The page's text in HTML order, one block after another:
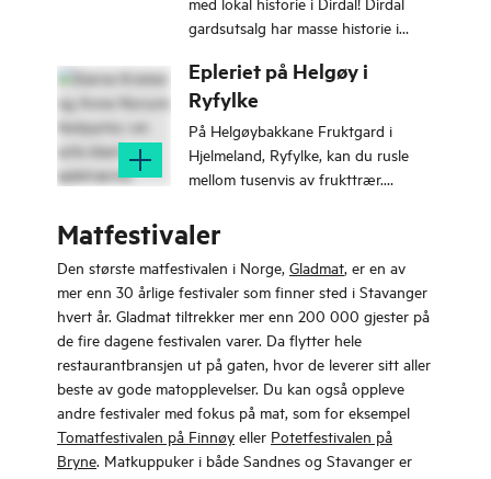
gardsutsalg har masse historie i
Epleriet på Helgøy i
Ryfylke
På Helgøybakkane Fruktgard i
Hjelmeland, Ryfylke, kan du rusle
mellom tusenvis av frukttrær.
grupper fra 20 til 120 personer.
Matfestivaler
Den største matfestivalen i Norge, Gladmat, er en av
mer enn 30 årlige festivaler som finner sted i Stavanger
hvert år. Gladmat tiltrekker mer enn 200 000 gjester på
de fire dagene festivalen varer. Da flytter hele
restaurantbransjen ut på gaten, hvor de leverer sitt aller
beste av gode matopplevelser. Du kan også oppleve
andre festivaler med fokus på mat, som for eksempel
Tomatfestivalen på Finnøy eller Potetfestivalen på
Bryne. Matkuppuker i både Sandnes og Stavanger er